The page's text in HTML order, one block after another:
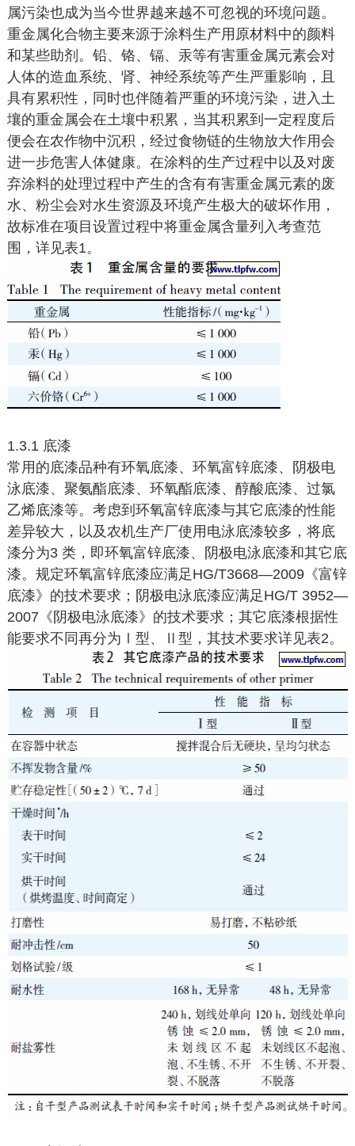
属污染也成为当今世界越来越不可忽视的环境问题。
重金属化合物主要来源于涂料生产用原材料中的颜料
和某些助剂。铅、铬、镉、汞等有害重金属元素会对
人体的造血系统、肾、神经系统等产生严重影响，且
具有累积性，同时也伴随着严重的环境污染，进入土
壤的重金属会在土壤中积累，当其积累到一定程度后
便会在农作物中沉积，经过食物链的生物放大作用会
进一步危害人体健康。在涂料的生产过程中以及对废
弃涂料的处理过程中产生的含有有害重金属元素的废
水、粉尘会对水生资源及环境产生极大的破坏作用，
故标准在项目设置过程中将重金属含量列入考查范
围，详见表1。
1.3.1 底漆
常用的底漆品种有环氧底漆、环氧富锌底漆、阴极电
泳底漆、聚氨酯底漆、环氧酯底漆、醇酸底漆、过氯
乙烯底漆等。考虑到环氧富锌底漆与其它底漆的性能
差异较大，以及农机生产厂使用电泳底漆较多，将底
漆分为3 类，即环氧富锌底漆、阴极电泳底漆和其它底
漆。规定环氧富锌底漆应满足HG/T3668—2009《富锌
底漆》的技术要求；阴极电泳底漆应满足HG/T 3952—
2007《阴极电泳底漆》的技术要求；其它底漆根据性
能要求不同再分为Ⅰ型、Ⅱ型，其技术要求详见表2。